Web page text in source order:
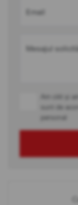
Email
Mesajul
Am citit și
sunt de
personal